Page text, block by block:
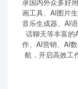
录国内外众多好
画工具、AI图片
音乐生成器、AI
话聊天等丰富的
作、AI营销、AI
航，开启高效工